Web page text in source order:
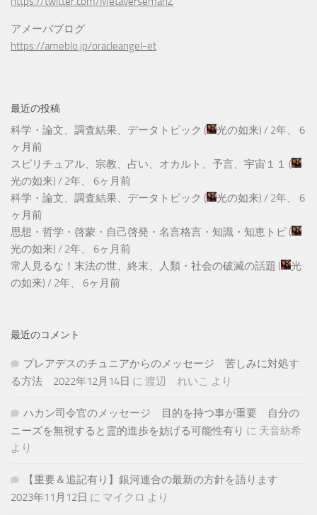
アメーバブログ
https://ameblo.jp/oracleangel-et
最近の投稿
科学・論文、調査結果、データトピック ( 光の如来) / 2年、 6
ヶ月前
スピリチュアル、宗教、占い、オカルト、予言、宇宙１１ (
光の如来) / 2年、 6ヶ月前
科学・論文、調査結果、データトピック ( 光の如来) / 2年、 6
ヶ月前
思想・哲学・啓蒙・自己啓発・名言格言・知識・知恵トピ (
光の如来) / 2年、 6ヶ月前
常人見るな！末法の世、終末、人類・社会の破滅の話題 (
光
の如来) / 2年、 6ヶ月前
最近のコメント
プレアデスのチュニアからのメッセージ 苦しみに対処す
る方法 2022年12月14日 に 渡辺 れいこ より
ハカン司令官のメッセージ 目的を持つ事が重要 自分の
ニーズを無視すると霊的進歩を妨げる可能性有り に 天音紡希
より
【重要＆追記有り】銀河連合の最新の方針を語ります
2023年11月12日 に マイクロ より